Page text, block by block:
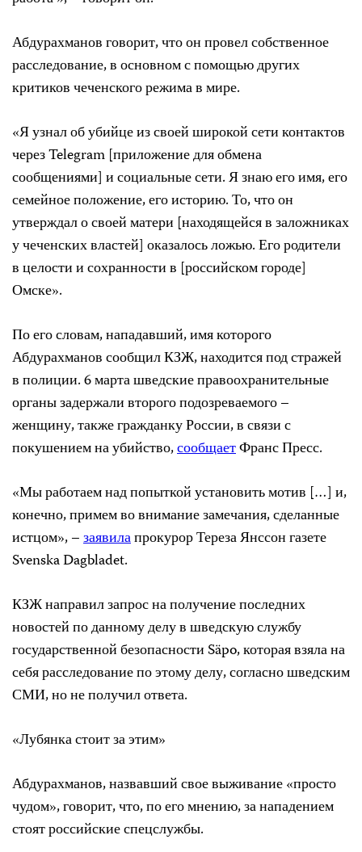
Абдурахманов говорит, что он провел собственное
расследование, в основном с помощью других
критиков чеченского режима в мире.
«Я узнал об убийце из своей широкой сети контактов
через Telegram [приложение для обмена
сообщениями] и социальные сети. Я знаю его имя, его
семейное положение, его историю. То, что он
утверждал о своей матери [находящейся в заложниках
у чеченских властей] оказалось ложью. Его родители
в целости и сохранности в [российском городе]
Омске».
По его словам, нападавший, имя которого
Абдурахманов сообщил КЗЖ, находится под стражей
в полиции. 6 марта шведские правоохранительные
органы задержали второго подозреваемого –
женщину, также гражданку России, в связи с
покушением на убийство,сообщаетФранс Пресс.
«Мы работаем над попыткой установить мотив […] и,
конечно, примем во внимание замечания, сделанные
истцом», –заявилапрокурор Тереза Янссон газете
Svenska Dagbladet.
КЗЖ направил запрос на получение последних
новостей по данному делу в шведскую службу
государственной безопасности Säpo, которая взяла на
себя расследование по этому делу, согласно шведским
СМИ, но не получил ответа.
«Лубянка стоит за этим»
Абдурахманов, назвавший свое выживание «просто
чудом», говорит, что, по его мнению, за нападением
стоят российские спецслужбы.